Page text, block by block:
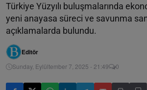
Türkiye Yüzyılı buluşmalarında
yeni anayasa süreci ve savunma
açıklamalarda bulundu.
Editör
Sunday, Eylültember 7, 2025 - 21:49 0